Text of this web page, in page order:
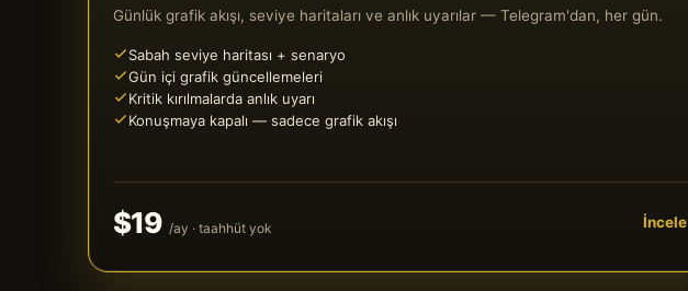
Günlük grafik akışı, seviye haritaları ve anlık uyarılar — Telegram'dan, her gün.
Sabah seviye haritası + senaryo
Gün içi grafik güncellemeleri
Kritik kırılmalarda anlık uyarı
Konuşmaya kapalı — sadece grafik akışı
$19 /ay · taahhüt yok İncele